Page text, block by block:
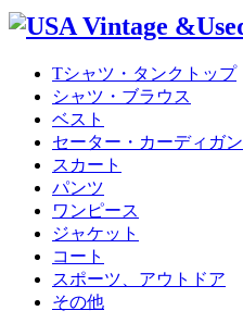
Tシャツ・タンクトップ
シャツ・ブラウス
ベスト
セーター・カーディガン
スカート
パンツ
ワンピース
ジャケット
コート
スポーツ、アウトドア
その他